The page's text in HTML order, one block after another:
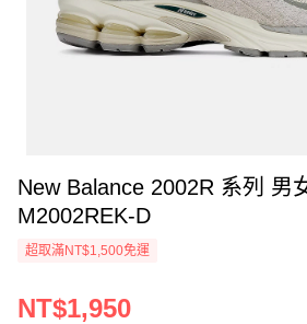
New Balance 2002R 系列 男
M2002REK-D
超取滿NT$1,500免運
NT$1,950